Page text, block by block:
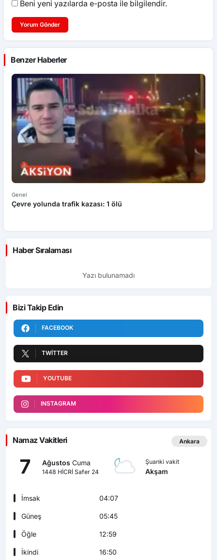
Beni yeni yazılarda e-posta ile bilgilendir.
Yorum Gönder
Benzer Haberler
Genel
Çevre yolunda trafik kazası: 1 ölü
Haber Sıralaması
Yazı bulunamadı
Bizi Takip Edin
FACEBOOK
TWITTER
YOUTUBE
INSTAGRAM
Namaz Vakitleri Ankara
7 Ağustos Cuma
1448 HİCRİ Safer 24
Şuanki vakit
Akşam
İmsak 04:07
Güneş 05:45
Öğle 12:59
İkindi 16:50